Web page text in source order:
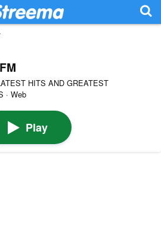
HITS AND GREATEST
· Web
Play